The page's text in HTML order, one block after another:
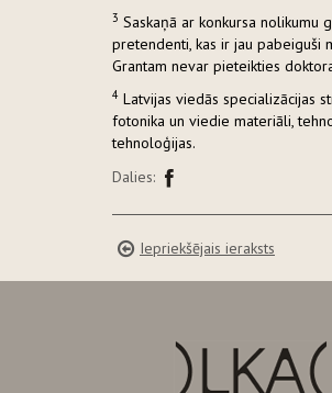
3 Saskaņā ar konkursa nolikumu
pretendenti, kas ir jau pabeiguši
Grantam nevar pieteikties
4 Latvijas viedās specializācijas
fotonika un viedie materiāli,
tehnoloģijas.
Dalies:
Iepriekšējais ieraksts